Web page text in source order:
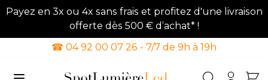
Payez en 3x ou 4x sans frais et profitez d'une livraison
offerte dès 500 € d’achat* !
☎ 04 92 00 07 26 - 7/7 de 9h à 19h